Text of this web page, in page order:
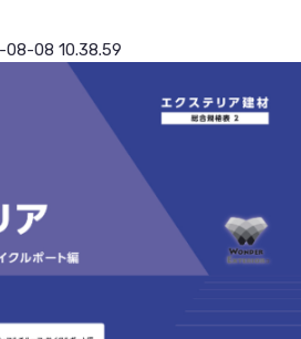
08-08 10.38.59